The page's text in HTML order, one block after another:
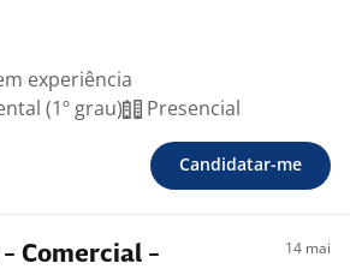
experiência
(1º grau)
Presencial
Candidatar-me
- Comercial -
14 mai